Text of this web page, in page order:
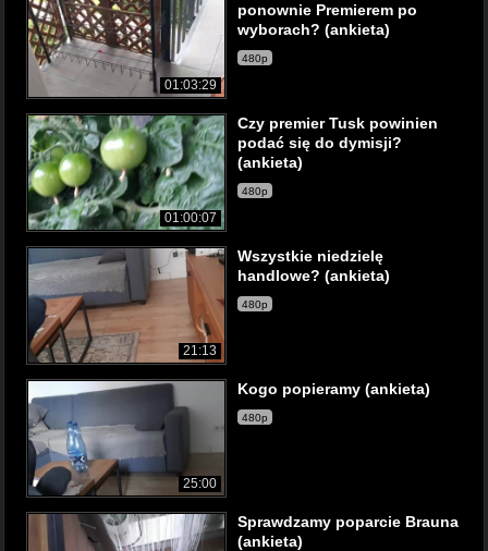
01:03:29
ponownie Premierem po
wyborach? (ankieta)
480p
01:00:07
Czy premier Tusk powinien
podać się do dymisji?
(ankieta)
480p
21:13
Wszystkie niedzielę
handlowe? (ankieta)
480p
25:00
Kogo popieramy (ankieta)
480p
Sprawdzamy poparcie Brauna
(ankieta)